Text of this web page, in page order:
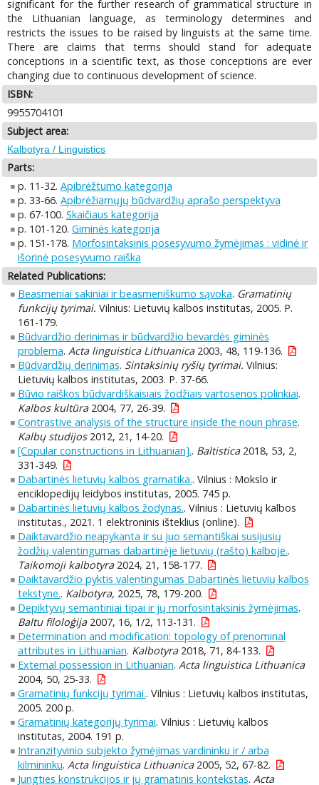
significant for the further research of grammatical structure in
the Lithuanian language, as terminology determines and
restricts the issues to be raised by linguists at the same time.
There are claims that terms should stand for adequate
conceptions in a scientific text, as those conceptions are ever
changing due to continuous development of science.
ISBN:
9955704101
Subject area:
Kalbotyra / Linguistics
Parts:
p. 11-32. Apibrėžtumo kategorija
p. 33-66. Apibrėžiamųjų būdvardžių aprašo perspektyva
p. 67-100. Skaičiaus kategorija
p. 101-120. Giminės kategorija
p. 151-178. Morfosintaksinis posesyvumo žymėjimas : vidinė ir
išorinė posesyvumo raiška
Related Publications:
Beasmeniai sakiniai ir beasmeniškumo sąvoka. Gramatinių
funkcijų tyrimai. Vilnius: Lietuvių kalbos institutas, 2005. P.
161-179.
Būdvardžio derinimas ir būdvardžio bevardės giminės
problema. Acta linguistica Lithuanica2003, 48, 119-136.
Būdvardžių derinimas. Sintaksinių ryšių tyrimai. Vilnius:
Lietuvių kalbos institutas, 2003. P. 37-66.
Būvio raiškos būdvardiškaisiais žodžiais vartosenos polinkiai.
Kalbos kultūra2004, 77, 26-39.
Contrastive analysis of the structure inside the noun phrase.
Kalbų studijos2012, 21, 14-20.
[Copular constructions in Lithuanian].. Baltistica2018, 53, 2,
331-349.
Dabartinės lietuvių kalbos gramatika.. Vilnius : Mokslo ir
enciklopedijų leidybos institutas, 2005. 745 p.
Dabartinės lietuvių kalbos žodynas.. Vilnius : Lietuvių kalbos
institutas., 2021. 1 elektroninis išteklius (online).
Daiktavardžio neapykanta ir su juo semantiškai susijusių
žodžių valentingumas dabartinėje lietuvių (rašto) kalboje..
Taikomoji kalbotyra2024, 21, 158-177.
Daiktavardžio pyktis valentingumas Dabartinės lietuvių kalbos
tekstyne.. Kalbotyra, 2025, 78, 179-200.
Depiktyvų semantiniai tipai ir jų morfosintaksinis žymėjimas.
Baltu filoloģija2007, 16, 1/2, 113-131.
Determination and modification: topology of prenominal
attributes in Lithuanian. Kalbotyra2018, 71, 84-133.
External possession in Lithuanian. Acta linguistica Lithuanica
2004, 50, 25-33.
Gramatinių funkcijų tyrimai.. Vilnius : Lietuvių kalbos institutas,
2005. 200 p.
Gramatinių kategorijų tyrimai. Vilnius : Lietuvių kalbos
institutas, 2004. 191 p.
Intranzityvinio subjekto žymėjimas vardininku ir / arba
kilmininku. Acta linguistica Lithuanica2005, 52, 67-82.
Jungties konstrukcijos ir jų gramatinis kontekstas. Acta